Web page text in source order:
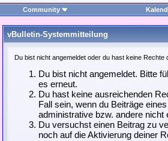
Community
vBulletin-Systemmitteilung
Du bist nicht angemeldet oder du hast keine
Du bist nicht angemeldet. Bitte
es erneut.
Du hast keine ausreichenden
Fall sein, wenn du Beiträge
administrative bzw. andere nicht
Du versuchst einen Beitrag zu
noch auf die Aktivierung deiner